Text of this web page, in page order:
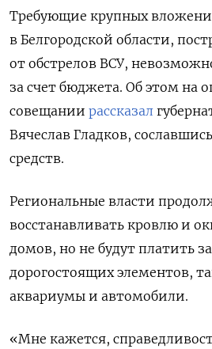
Требующие крупных
в Белгородской области,
от обстрелов ВСУ,
за счет бюджета. Об этом на
совещании рассказал
Вячеслав Гладков,
средств.
Региональные власти
восстанавливать кровлю и
домов, но не будут платить
дорогостоящих элементов,
аквариумы и автомобили.
«Мне кажется,